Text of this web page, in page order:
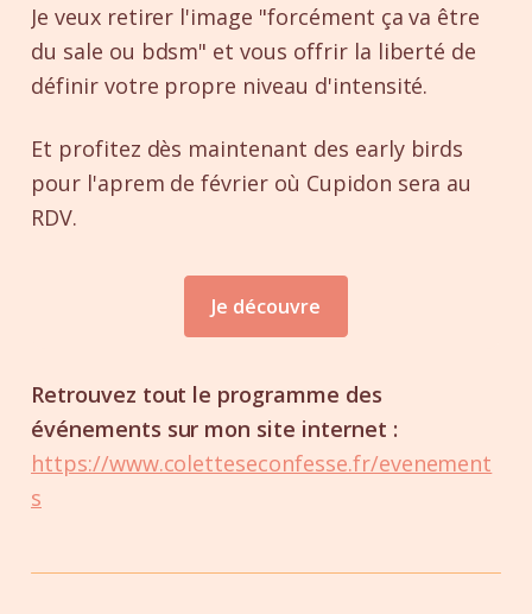
Je veux retirer l'image "forcément ça va être
du sale ou bdsm" et vous offrir la liberté de
définir votre propre niveau d'intensité.
Et profitez dès maintenant des early birds
pour l'aprem de février où Cupidon sera au
RDV.
Je découvre
Retrouvez tout le programme des
événements sur mon site internet :
https://www.coletteseconfesse.fr/evenement
s